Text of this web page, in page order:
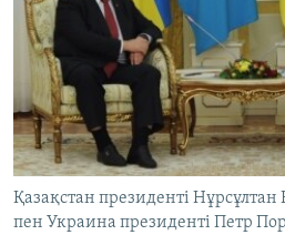
Русский
ЖАЗЫЛЫҢЫЗ
Басқа тілдерде
Қазақстан президенті
пен Украина президенті Петр